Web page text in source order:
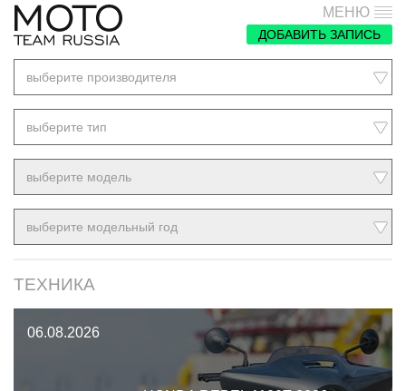
МЕНЮ
ДОБАВИТЬ ЗАПИСЬ
выберите производителя
выберите тип
выберите модель
выберите модельный год
ТЕХНИКА
06.08.2026